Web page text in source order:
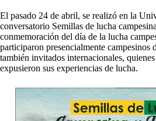
El pasado 24 de abril, se realizó en la
conversatorio Semillas de lucha
conmemoración del día de la lucha
participaron presencialmente campesinos
también invitados internacionales,
expusieron sus experiencias de lucha.